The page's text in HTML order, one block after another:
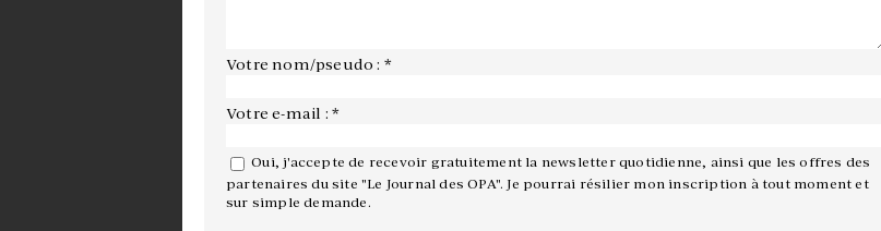
Votre nom/pseudo : *
Votre e-mail : *
Oui, j'accepte de recevoir gratuitement la newsletter quotidienne, ainsi que les offres des
partenaires du site "Le Journal des OPA". Je pourrai résilier mon inscription à tout moment et
sur simple demande.